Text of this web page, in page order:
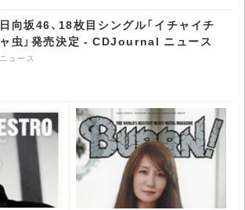
日向坂46、18枚目シングル「イチャイチ
ャ虫」発売決定 - CDJournal ニュース
ニュース